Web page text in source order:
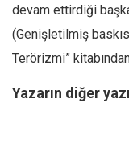
devam ettirdiği başka
(Genişletilmiş
Terörizmi”
Yazarın diğer